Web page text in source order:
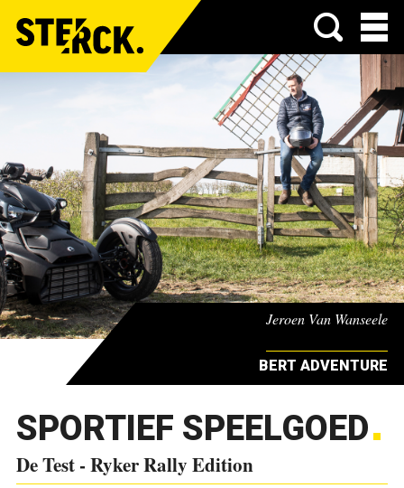
Menu
Jeroen Van Wanseele
BERT ADVENTURE
SPORTIEF SPEELGOED
De Test - Ryker Rally Edition